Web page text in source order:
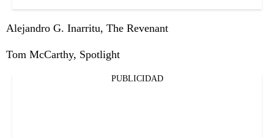
Alejandro G. Inarritu, The Revenant
Tom McCarthy, Spotlight
PUBLICIDAD